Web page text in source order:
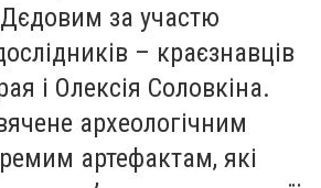
за участю
– краєзнавців
і Олексія Соловкіна.
археологічним
артефактам, які